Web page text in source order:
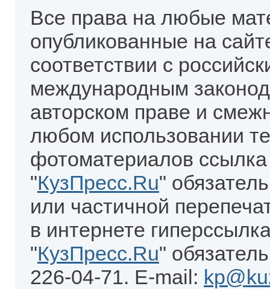
Все права на любые
опубликованные на
соответствии с
международным
авторском праве и
любом использовании
фотоматериалов
"КузПресс.Ru"
или частичной
в интернете
"КузПресс.Ru"
226-04-71. E-mail: